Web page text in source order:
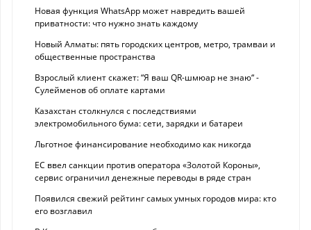
Новая функция WhatsApp может навредить вашей
приватности: что нужно знать каждому
Новый Алматы: пять городских центров, метро, трамваи и
общественные пространства
Взрослый клиент скажет: “Я ваш QR-шмюар не знаю“ -
Сулейменов об оплате картами
Казахстан столкнулся с последствиями
электромобильного бума: сети, зарядки и батареи
Льготное финансирование необходимо как никогда
ЕС ввел санкции против оператора «Золотой Короны»,
сервис ограничил денежные переводы в ряде стран
Появился свежий рейтинг самых умных городов мира: кто
его возглавил